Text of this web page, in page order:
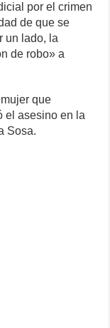
por el crimen
de que se
un lado, la
de robo» a
que
el asesino en la
Sosa.